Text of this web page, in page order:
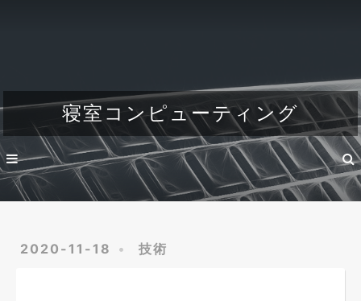
寝室コンピューティング
2020-11-18 技術
Dev
Engineer's life